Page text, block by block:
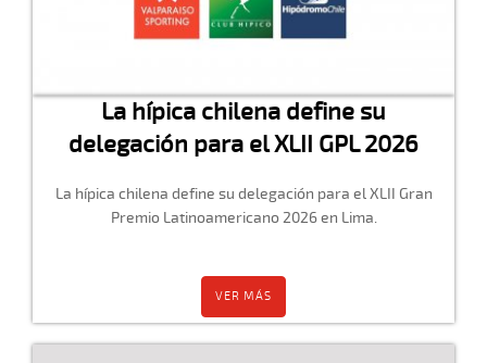
La hípica chilena define su
delegación para el XLII GPL 2026
La hípica chilena define su delegación para el XLII Gran
Premio Latinoamericano 2026 en Lima.
VER MÁS